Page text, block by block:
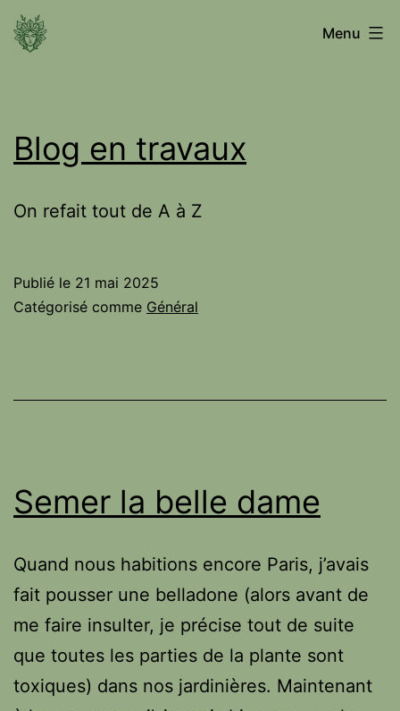
Aller
auVoyage
les
mondes
Menu
Blog en travaux
On refait tout de A à Z
Publié le 21 mai 2025
Catégorisé comme Général
Semer la belle dame
Quand nous habitions encore Paris, j’avais
fait pousser une belladone (alors avant de
me faire insulter, je précise tout de suite
que toutes les parties de la plante sont
toxiques) dans nos jardinières. Maintenant